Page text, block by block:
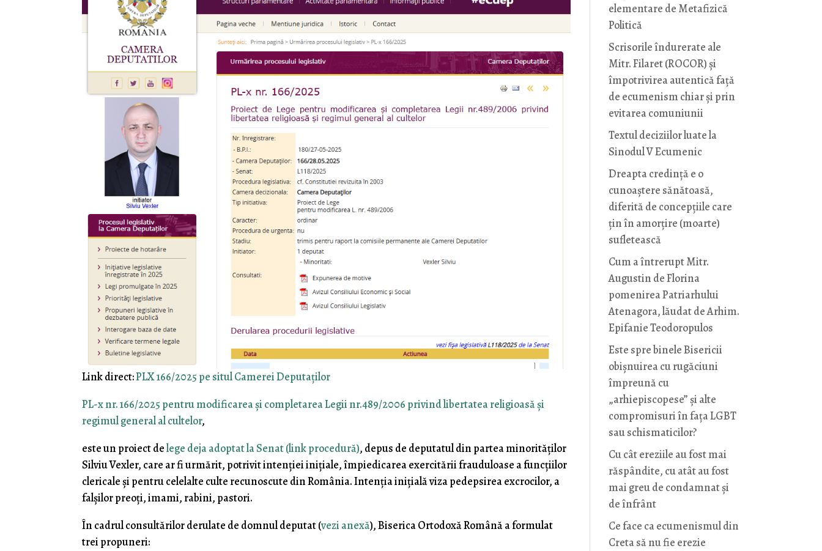
Link direct:PLX 166/2025 pe situl Camerei Deputaţilor
PL-x nr. 166/2025 pentru modificarea şi completarea Legii nr.489/2006 privind libertatea religioasă şi
regimul general al cultelor,
este un proiect delege deja adoptat la Senat (link procedură), depus de deputatul din partea minorităţilor
Silviu Vexler, care ar fi urmărit, potrivit intenţiei iniţiale, împiedicarea exercitării frauduloase a funcţiilor
clericale şi pentru celelalte culte recunoscute din România. Intenţia iniţială viza pedepsirea excrocilor, a
falşilor preoţi, imami, rabini, pastori.
În cadrul consultărilor derulate de domnul deputat (vezi anexă), Biserica Ortodoxă Română a formulat
trei propuneri:
elementare de Metafizică
Politică
Scrisorile îndurerate ale
Mitr. Filaret (ROCOR) și
împotrivirea autentică față
de ecumenism chiar și prin
evitarea comuniunii
Textul deciziilor luate la
Sinodul V Ecumenic
Dreapta credință e o
cunoaștere sănătoasă,
diferită de concepțiile care
țin în amorțire (moarte)
sufletească
Cum a întrerupt Mitr.
Augustin de Florina
pomenirea Patriarhului
Atenagora, lăudat de Arhim.
Epifanie Teodoropulos
Este spre binele Bisericii
obișnuirea cu rugăciuni
împreună cu
„arhiepiscopese” și alte
compromisuri în fața LGBT
sau schismaticilor?
Cu cât ereziile au fost mai
răspândite, cu atât au fost
mai greu de condamnat și
de înfrânt
Ce face ca ecumenismul din
Creta să nu fie erezie